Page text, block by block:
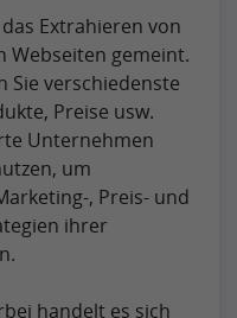
Extrahieren von
Webseiten gemeint.
Sie verschiedenste
Preise usw.
Unternehmen
um
, Preis- und
ihrer
handelt es sich